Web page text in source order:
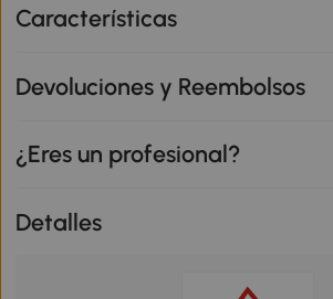
Características
Devoluciones y Reembolsos
¿Eres un profesional?
Detalles